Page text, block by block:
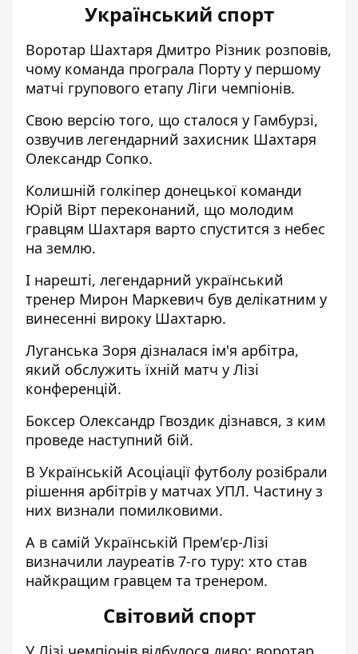
Український спорт
Воротар Шахтаря Дмитро Різник розповів,
чому команда програла Порту у першому
матчі групового етапу Ліги чемпіонів.
Свою версію того, що сталося у Гамбурзі,
озвучив легендарний захисник Шахтаря
Олександр Сопко.
Колишній голкіпер донецької команди
Юрій Вірт переконаний, що молодим
гравцям Шахтаря варто спустится з небес
на землю.
І нарешті, легендарний український
тренер Мирон Маркевич був делікатним у
винесенні вироку Шахтарю.
Луганська Зоря дізналася ім'я арбітра,
який обслужить їхній матч у Лізі
конференцій.
Боксер Олександр Гвоздик дізнався, з ким
проведе наступний бій.
В Українській Асоціації футболу розібрали
рішення арбітрів у матчах УПЛ. Частину з
них визнали помилковими.
А в самій Українській Прем'єр-Лізі
визначили лауреатів 7-го туру: хто став
найкращим гравцем та тренером.
Світовий спорт